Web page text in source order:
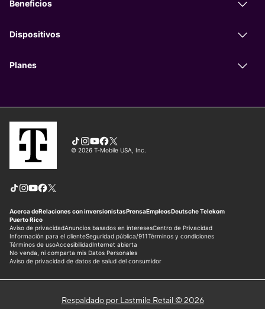
Respaldado por Lastmile Retail © 2026